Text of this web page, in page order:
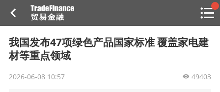
我国发布47项绿色产品国家标准 覆盖家电建
材等重点领域
2026-06-08 10:57 49403
热
点
栏
贸金说图
专家投稿
贸金招聘
贸金微博
贸金书店